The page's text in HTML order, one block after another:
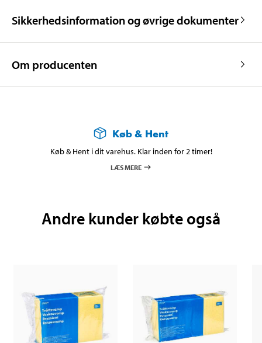
Sikkerhedsinformation og øvrige dokumenter
Om producenten
Køb & Hent
Køb & Hent i dit varehus. Klar inden for 2 timer!
LÆS MERE
Andre kunder købte også